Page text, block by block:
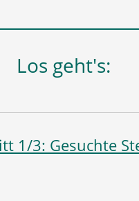
Los geht's:
1/3: Gesuchte